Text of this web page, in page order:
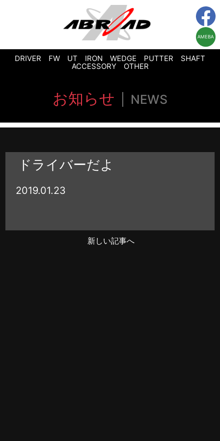
AMEBA
DRIVER FW UT IRON WEDGE PUTTER
SHAFT
ACCESSORY
OTHER
お知らせ NEWS
ドライバーだよ
2019.01.23
新しい記事へ